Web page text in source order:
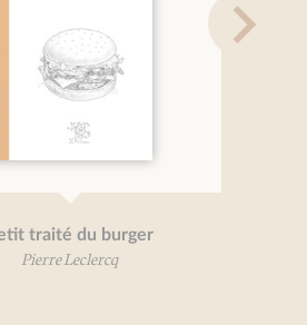
Petit traité du pâté
Marie-France Bertaud